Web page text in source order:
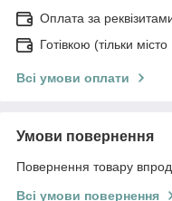
Оплата за
Готівкою (тільки
Всі умови оплати
Умови повернення
Повернення товару
Всі умови повернення